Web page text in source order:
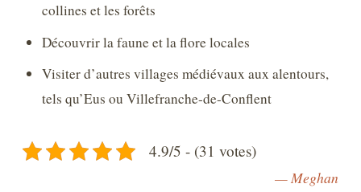
collines et les forêts
Découvrir la faune et la flore locales
Visiter d’autres villages médiévaux aux alentours,
tels qu’Eus ou Villefranche-de-Conflent
4.9/5 - (31 votes)
— Meghan